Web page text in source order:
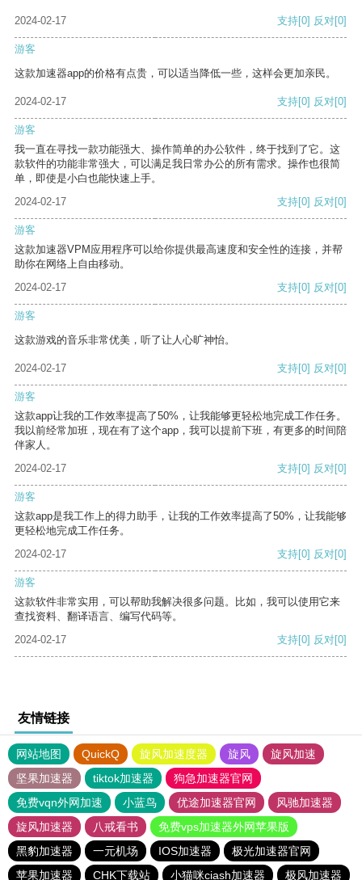
2024-02-17 支持[0] 反对[0]
游客
这款加速器app的价格有点贵，可以适当降低一些，这样会更加亲民。
2024-02-17 支持[0] 反对[0]
游客
我一直在寻找一款功能强大、操作简单的办公软件，终于找到了它。这
款软件的功能非常强大，可以满足我日常办公的所有需求。操作也很简
单，即使是小白也能快速上手。
2024-02-17
支持[0] 反对[0]
游客
这款加速器VPM应用程序可以给你提供最高速度和安全性的连接，并帮
助你在网络上自由移动。
2024-02-17
支持[0] 反对[0]
游客
这款游戏的音乐非常优美，听了让人心旷神怡。
2024-02-17 支持[0] 反对[0]
游客
这款app让我的工作效率提高了50%，让我能够更轻松地完成工作任务。
我以前经常加班，现在有了这个app，我可以提前下班，有更多的时间陪
伴家人。
2024-02-17
支持[0] 反对[0]
游客
这款app是我工作上的得力助手，让我的工作效率提高了50%，让我能够
更轻松地完成工作任务。
2024-02-17
支持[0] 反对[0]
游客
这款软件非常实用，可以帮助我解决很多问题。比如，我可以使用它来
查找资料、翻译语言、编写代码等。
2024-02-17
支持[0] 反对[0]
友情链接
网站地图 QuickQ 旋风加速度器 旋风
旋风加速
坚果加速器
tiktok加速器
狗急加速器官网
免费vqn外网加速
小蓝鸟 优途加速器官网
风驰加速器
旋风加速器
八戒看书
免费vps加速器外网苹果版
黑豹加速器
一元机场 IOS加速器
极光加速器官网
苹果加速器
CHK下载站 小猫咪ciash加速器 极风加速器